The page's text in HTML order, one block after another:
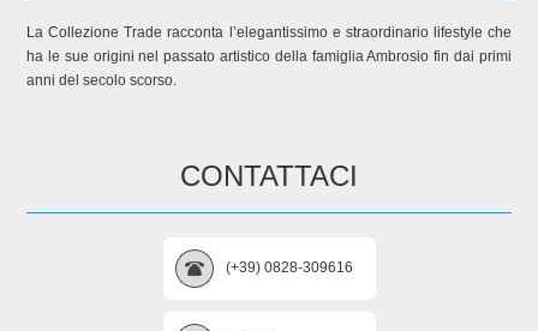
La Collezione Trade racconta l’elegantissimo e straordinario lifestyle che
ha le sue origini nel passato artistico della famiglia Ambrosio fin dai primi
anni del secolo scorso.
CONTATTACI
(+39) 0828-309616